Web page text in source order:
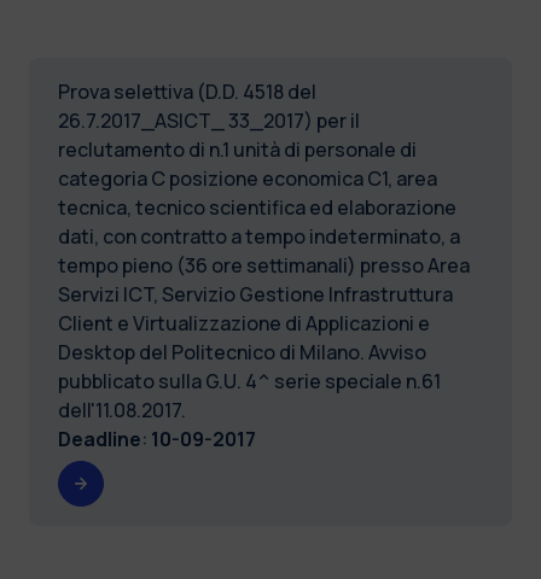
Prova selettiva (D.D. 4518 del
26.7.2017_ASICT_ 33_2017) per il
reclutamento di n.1 unità di personale di
categoria C posizione economica C1, area
tecnica, tecnico scientifica ed elaborazione
dati, con contratto a tempo indeterminato, a
tempo pieno (36 ore settimanali) presso Area
Servizi ICT, Servizio Gestione Infrastruttura
Client e Virtualizzazione di Applicazioni e
Desktop del Politecnico di Milano. Avviso
pubblicato sulla G.U. 4^ serie speciale n.61
dell'11.08.2017.
Deadline: 10-09-2017